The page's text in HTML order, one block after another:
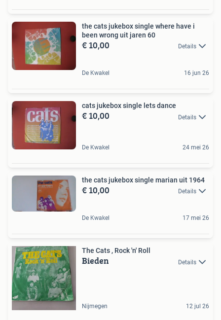
the cats jukebox single where have i
been wrong uit jaren 60
€ 10,00 Details
De Kwakel 16 jun 26
cats jukebox single lets dance
€ 10,00 Details
De Kwakel 24 mei 26
the cats jukebox single marian uit 1964
€ 10,00 Details
De Kwakel 17 mei 26
The Cats , Rock 'n' Roll
Bieden Details
Nijmegen 12 jul 26